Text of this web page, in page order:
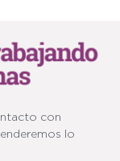
con
lo